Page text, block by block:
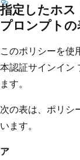
指定したホ
プロンプト
このポリシーを使
本認証サインイン
ます。
次の表は、ポリシ
います。
ア